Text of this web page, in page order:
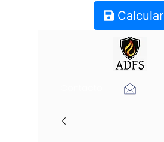
Calcular